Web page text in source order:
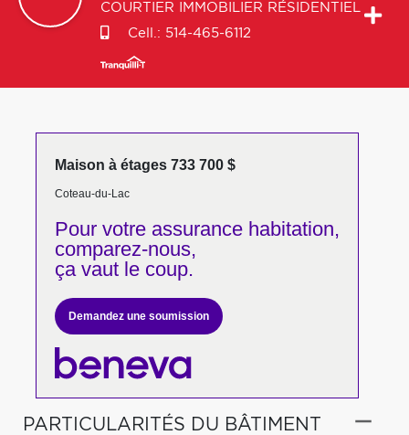
COURTIER IMMOBILIER RÉSIDENTIEL
Cell.: 514-465-6112
Maison à étages 733 700 $
Coteau-du-Lac
Pour votreassurance habitation,
comparez-nous,
ça vaut le coup.
Demandez une soumission
PARTICULARITÉS DU BÂTIMENT